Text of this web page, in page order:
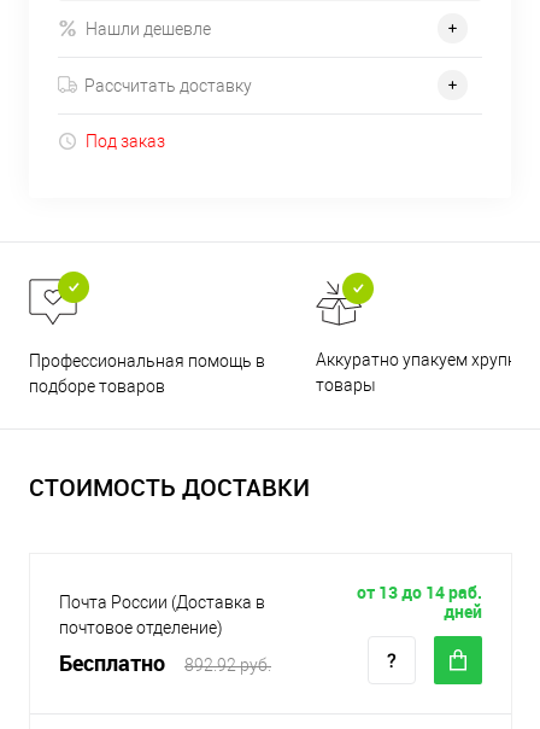
Нашли дешевле
Рассчитать доставку
Под заказ
Профессиональная помощь в
подборе товаров
Аккуратно упакуем хрупкие
товары
СТОИМОСТЬ ДОСТАВКИ
Почта России (Доставка в
почтовое отделение)
Бесплатно 892.92 руб.
от 13 до 14 раб.
дней